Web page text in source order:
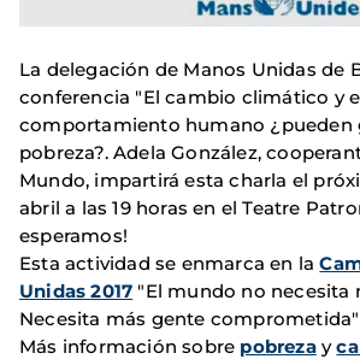
La delegación de Manos Unidas de
conferencia "El cambio climático y
comportamiento humano ¿pueden
pobreza?. Adela González,
Mundo, impartirá esta charla el
abril a las 19 horas en el Teatre
esperamos!
Esta actividad se enmarca en la
Unidas 2017 "El mundo no necesita
Necesita más gente comprometida"
Más información sobre pobrezay